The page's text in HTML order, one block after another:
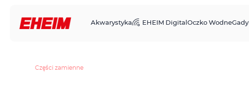
Akwarystyka EHEIM Digital Oczko WodneGady
Części zamienne